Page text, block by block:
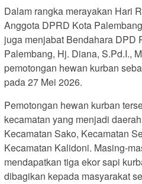
Dalam rangka merayakan Hari
Anggota DPRD Kota
juga menjabat Bendahara DPD
Palembang, Hj. Diana, S.Pd.I.,
pemotongan hewan kurban
pada 27 Mei 2026.
Pemotongan hewan kurban
kecamatan yang menjadi
Kecamatan Sako, Kecamatan
Kecamatan Kalidoni. Masing-
mendapatkan tiga ekor sapi
dibagikan kepada masyarakat